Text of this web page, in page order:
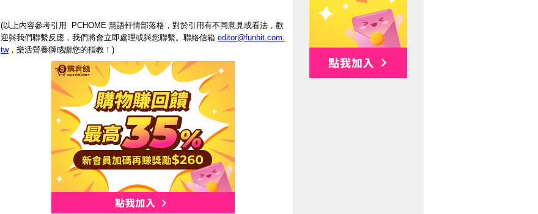
(以上內容參考引用 PCHOME 慧語軒情部落格，對於引用有不同意見或看法，歡
迎與我們聯繫反應，我們將會立即處理或與您聯繫。聯絡信箱 editor@funhit.com.
tw，樂活營養獅感謝您的指教！)